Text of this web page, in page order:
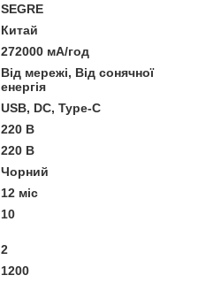
SEGRE
Китай
272000 мА/год
Від мережі, Від сонячної
енергія
USB, DC, Type-C
220 В
220 В
Чорний
12 міс
10
2
1200